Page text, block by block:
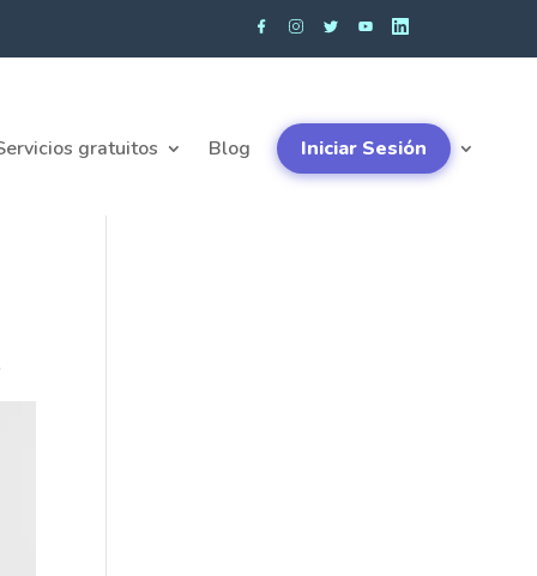
gratuitos Blog Iniciar Sesión